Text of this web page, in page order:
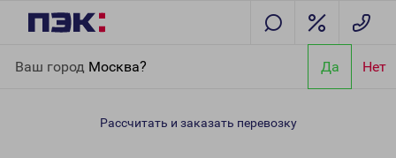
Ваш город Москва? Да Нет
Абакан
Рассчитать и заказать перевозку